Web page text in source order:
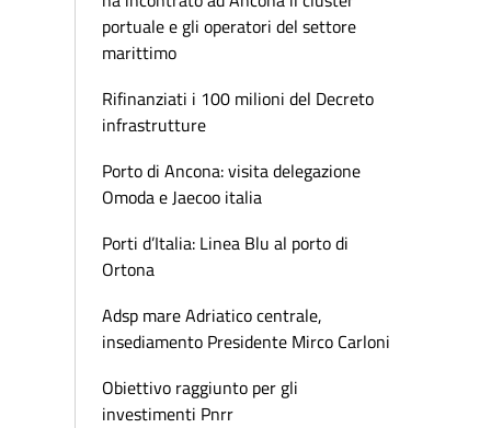
portuale e gli operatori del settore
marittimo
Rifinanziati i 100 milioni del Decreto
infrastrutture
Porto di Ancona: visita delegazione
Omoda e Jaecoo italia
Porti d’Italia: Linea Blu al porto di
Ortona
Adsp mare Adriatico centrale,
insediamento Presidente Mirco Carloni
Obiettivo raggiunto per gli
investimenti Pnrr